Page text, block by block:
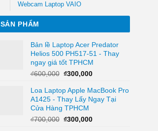
Webcam Laptop VAIO
SẢN PHẨM
Bản lề Laptop Acer Predator
Helios 500 PH517-51 - Thay
ngay giá tốt TPHCM
₫600,000 Giá
là:
₫600,000.
₫300,000Giá
tại
là:
Loa Laptop Apple MacBook Pro
A1425 - Thay Lấy Ngay Tại
Cửa Hàng TPHCM
₫700,000 Giá
₫300,000Giá